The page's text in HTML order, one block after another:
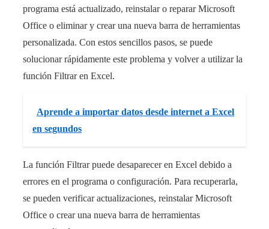
programa está actualizado, reinstalar o reparar Microsoft
Office o eliminar y crear una nueva barra de herramientas
personalizada. Con estos sencillos pasos, se puede
solucionar rápidamente este problema y volver a utilizar la
función Filtrar en Excel.
Aprende a importar datos desde internet a Excel
en segundos
La función Filtrar puede desaparecer en Excel debido a
errores en el programa o configuración. Para recuperarla,
se pueden verificar actualizaciones, reinstalar Microsoft
Office o crear una nueva barra de herramientas